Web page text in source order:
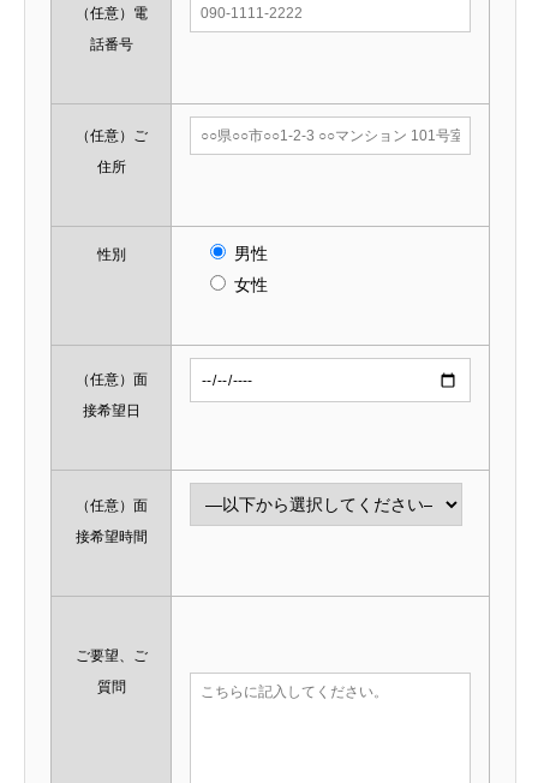
（任意） 電
話番号
（任意） ご
住所
性別
男性
女性
（任意） 面
接希望日
（任意） 面
接希望時間
ご要望、ご
質問